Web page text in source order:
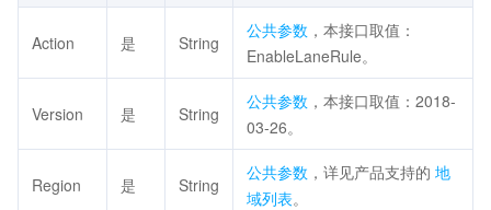
Action 是 String
公共参数 ，本接口取值：
EnableLaneRule。
Version 是 String
公共参数 ，本接口取值：2018-
03-26。
Region 是 String
公共参数 ，详见产品支持的 地
域列表。